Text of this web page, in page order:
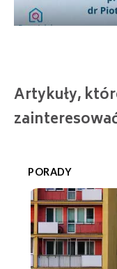
Artykuły,
PORADY